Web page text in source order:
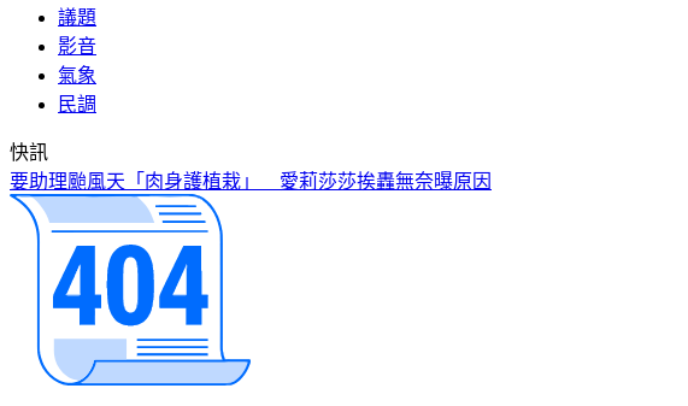
議題
影音
氣象
民調
快訊
要助理颱風天「肉身護植栽」 愛莉莎莎挨轟無奈曝原因